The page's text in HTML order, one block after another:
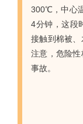
300℃，中心
4分钟，这段
接触到棉被
注意，危险性
事故。